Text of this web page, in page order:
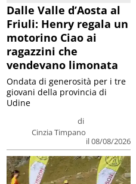
Dalle Valle d’Aosta al
Friuli: Henry regala un
motorino Ciao ai
ragazzini che
vendevano limonata
di
Cinzia Timpano
il 08/08/2026
Ondata di generosità per i tre
giovani della provincia di
Udine